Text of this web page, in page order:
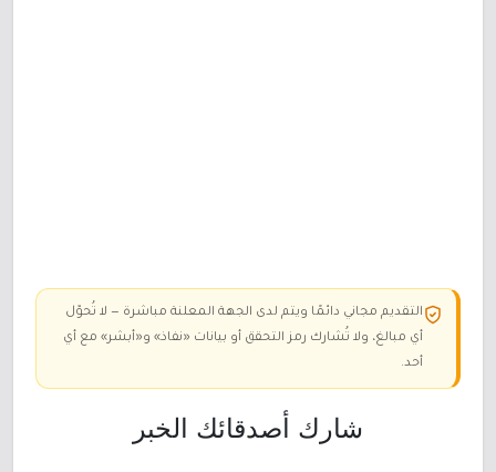
التقديم مجاني دائمًا ويتم لدى الجهة المعلنة مباشرة — لا تُحوّل
أي مبالغ، ولا تُشارك رمز التحقق أو بيانات «نفاذ» و«أبشر» مع أي
أحد.
شارك أصدقائك الخبر